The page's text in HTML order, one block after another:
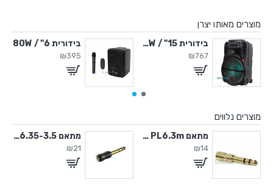
מוצרים מאותו יצרן
בידורית 15" / 500W
₪767
בידורית 6" / 80W
₪395
מוצרים נלווים
מתאם PL3.5f - PL6.3m סטריאו
₪14
מתאם 6.35-3.5 מ"מ
₪21